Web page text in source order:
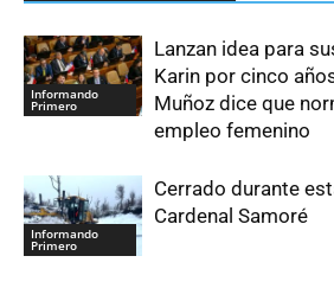
Informando
Primero
Lanzan idea para
Karin por cinco
Muñoz dice que
empleo femenino
Informando
Primero
Cerrado durante
Cardenal Samoré